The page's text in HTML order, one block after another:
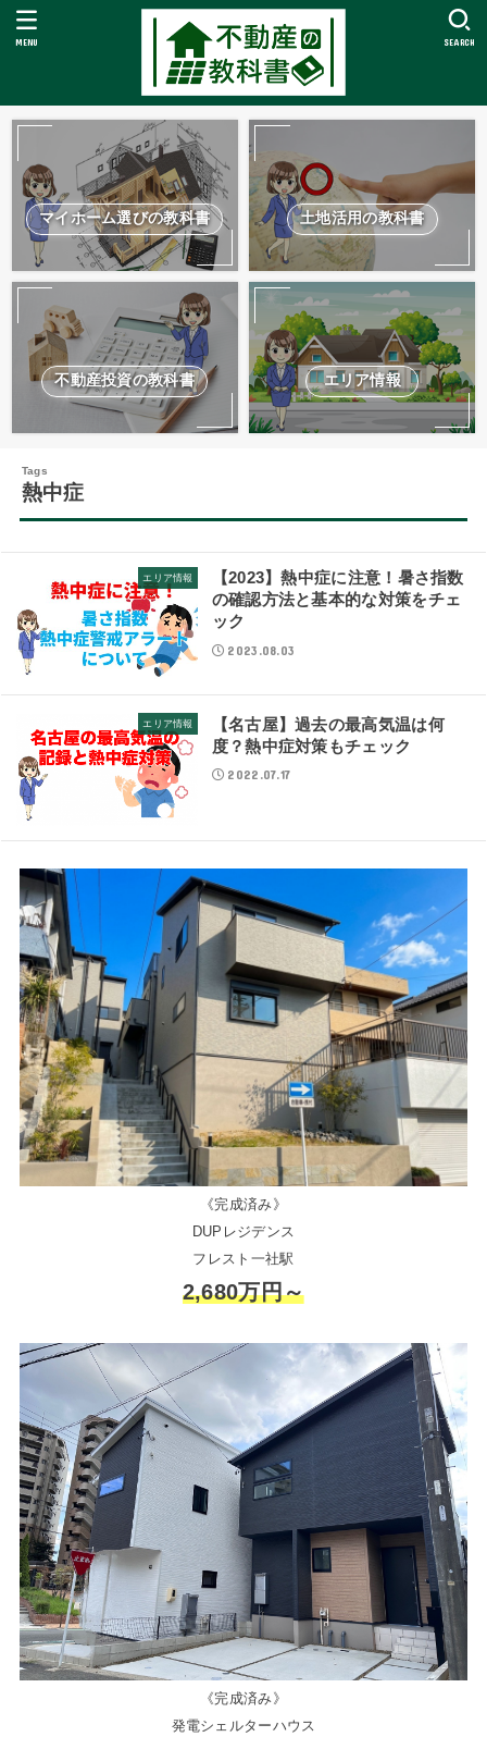
SEARCH
MENU
マイホーム選びの教科書 土地活用の教科書
不動産投資の教科書 エリア情報
熱中症
エリア情報
【2023】熱中症に注意！暑さ指数
の確認方法と基本的な対策をチェ
ック
2023.08.03
エリア情報
【名古屋】過去の最高気温は何
度？熱中症対策もチェック
2022.07.17
《完成済み》
DUPレジデンス
フレスト一社駅
2,680万円～
《完成済み》
発電シェルターハウス